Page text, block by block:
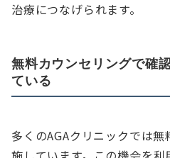
治療につなげられます。
無料カウンセリングで確
ている
多くのAGAクリニックでは